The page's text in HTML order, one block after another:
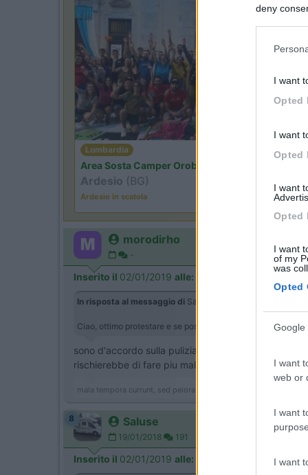
deny
I want
Opted
I want
Opted
I want
Opted
I want
of my
was
Opted
Google
I want
web or
I want
I want
Lombardia
Area Sosta Camper Orobie
Ardesio (BG)
Ardesio in scatola
morodirho
-
Inserito il 02/01/2019 alle:
In risposta al messaggio di Saluse
Ciao, ottimo protestare e se posso ti suggerisco di
sono d'accordo sulla pulizia dell'AA, ma forse è
rischierebbe di fare piu male che bene , non credo
mala tempora currunt, sed peiora parantur
8 Saluse
19/01/2018 191
Inserito il 02/01/2019 alle: